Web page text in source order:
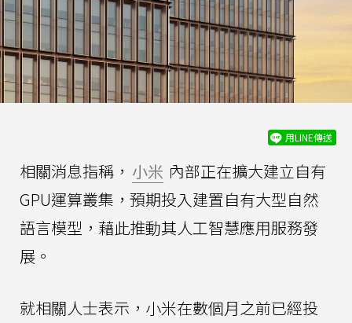
用LINE傳送
相關消息指稱， 小米 內部正在擴大建立自有
GPU運算叢集，預期投入建置自有大型自然
語言模型，藉此推動其人工智慧應用服務發
展。
就相關人士表示，小米在數個月之前已經投